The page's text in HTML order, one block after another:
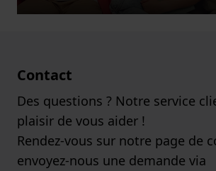
Contact
Des questions ? Notre service
plaisir de vous aider !
Rendez-vous sur notre page de
envoyez-nous une demande via